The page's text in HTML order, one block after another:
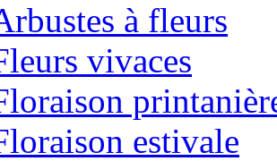
à fleurs
vivaces
estivale